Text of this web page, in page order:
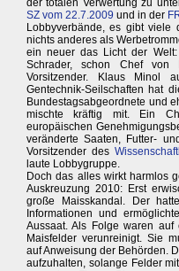
der totalen Verwertung zu
SZ vom 22.7.2009 und in der
Lobbyverbände, es gibt viele
nichts anderes als
ein neuer das Licht der
Schrader, schon Chef
Vorsitzender. Klaus Minol
Gentechnik-Seilschaften hat
Bundestagsabgeordnete und
mischte kräftig mit. Ein
europäischen
veränderte Saaten, Futter-
Vorsitzender des
laute Lobbygruppe.
Doch das alles wirkt harmlos
Auskreuzung 2010: Erst
große Maisskandal. Der
Informationen und
Aussaat. Als Folge waren
Maisfelder verunreinigt. Sie
auf Anweisung der Behörden.
aufzuhalten, solange Felder